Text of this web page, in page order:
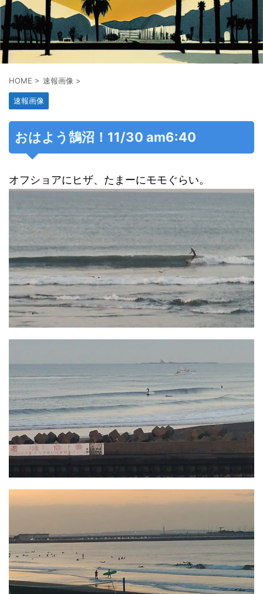
HOME > 速報画像 >
速報画像
おはよう鵠沼！11/30 am6:40
オフショアにヒザ、たまーにモモぐらい。